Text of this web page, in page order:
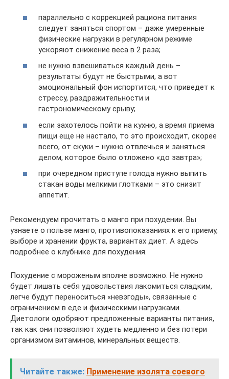
параллельно с коррекцией рациона питания
следует заняться спортом – даже умеренные
физические нагрузки в регулярном режиме
ускоряют снижение веса в 2 раза;
не нужно взвешиваться каждый день –
результаты будут не быстрыми, а вот
эмоциональный фон испортится, что приведет к
стрессу, раздражительности и
гастрономическому срыву;
если захотелось пойти на кухню, а время приема
пищи еще не настало, то это происходит, скорее
всего, от скуки – нужно отвлечься и заняться
делом, которое было отложено «до завтра»;
при очередном приступе голода нужно выпить
стакан воды мелкими глотками – это снизит
аппетит.
Рекомендуем прочитать о манго при похудении. Вы
узнаете о пользе манго, противопоказаниях к его приему,
выборе и хранении фрукта, вариантах диет. А здесь
подробнее о клубнике для похудения.
Похудение с мороженым вполне возможно. Не нужно
будет лишать себя удовольствия лакомиться сладким,
легче будут переноситься «невзгоды», связанные с
ограничением в еде и физическими нагрузками.
Диетологи одобряют предложенные варианты питания,
так как они позволяют худеть медленно и без потери
организмом витаминов, минеральных веществ.
Читайте также: Применение изолята соевого